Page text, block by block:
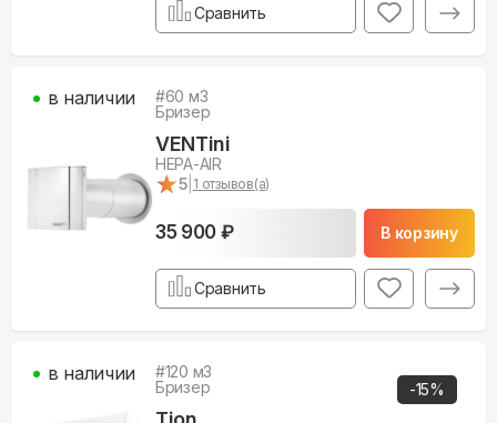
Сравнить
#60 м3
Бризер
VENTini
HEPA-AIR
★
★5 1 отзывов(а)
35 900 ₽ В корзину
в наличии
Сравнить
-15%
#120 м3
Бризер
в наличии